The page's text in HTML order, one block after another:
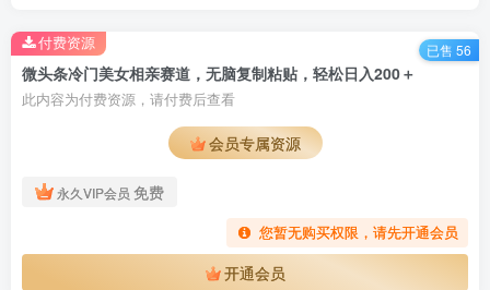
微头条冷门美女相亲赛道，无脑复制粘贴，轻松日入200＋
此内容为付费资源，请付费后查看
会员专属资源
永久VIP会员 免费
您暂无购买权限，请先开通会员
开通会员
付费资源 已售 56